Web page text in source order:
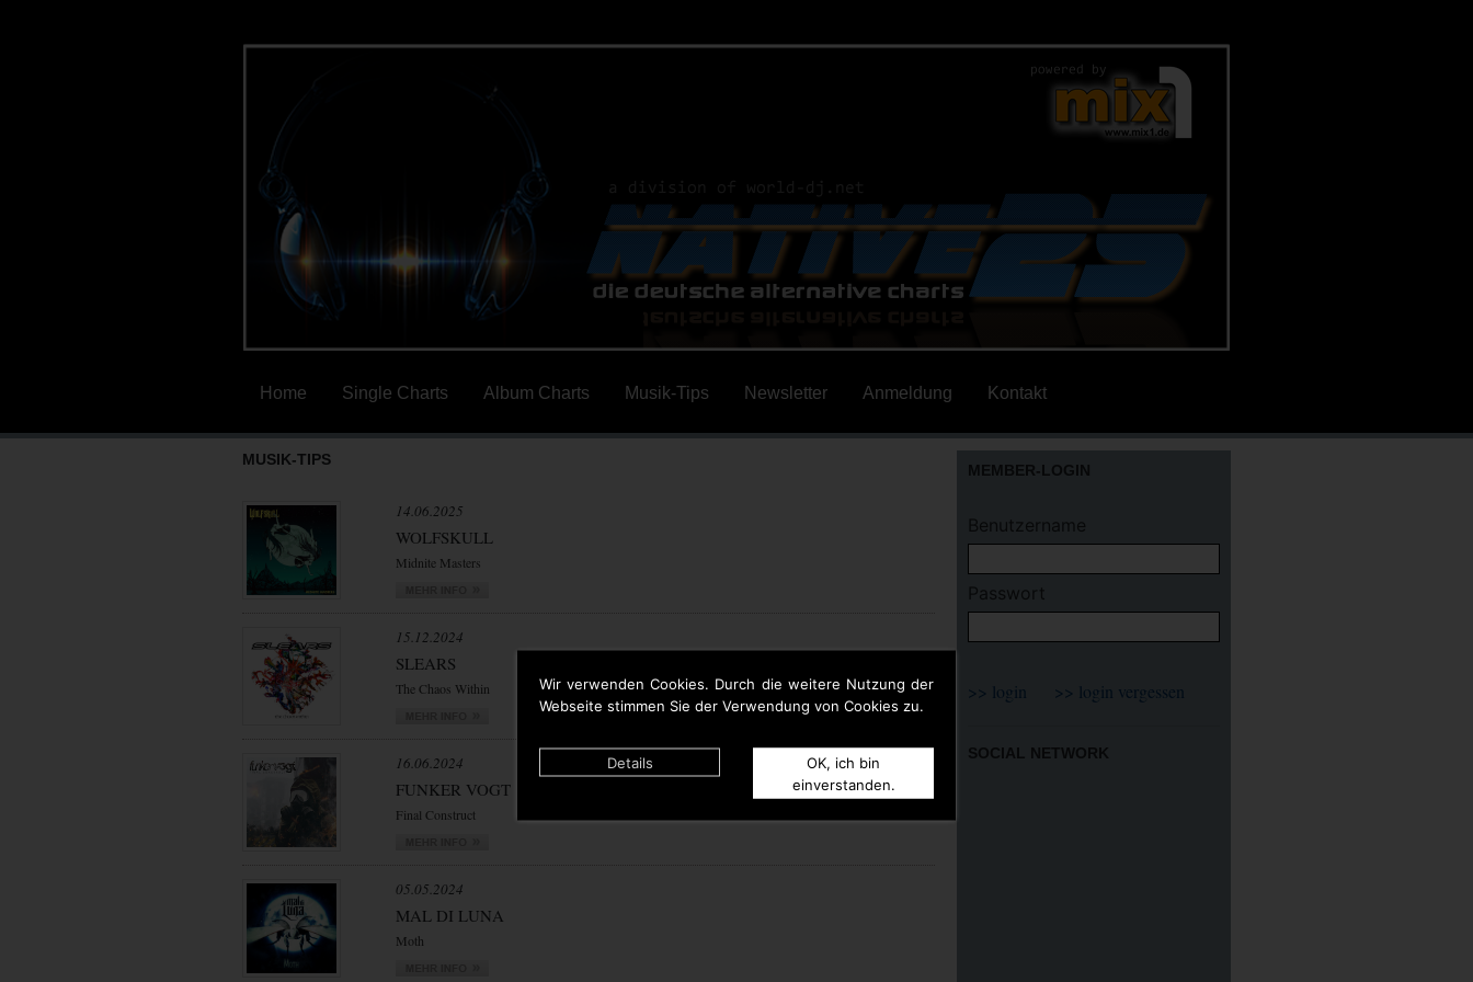
Wir verwenden Cookies. Durch die weitere Nutzung der
Webseite stimmen Sie der Verwendung von Cookies zu.
Details
OK, ich bin
einverstanden.
Home Single Charts Album Charts Musik-Tips Newsletter Anmeldung Kontakt
MUSIK-TIPS
14.06.2025
WOLFSKULL
Midnite Masters
15.12.2024
SLEARS
The Chaos Within
16.06.2024
FUNKER VOGT
Final Construct
05.05.2024
MAL DI LUNA
Moth
MEMBER-LOGIN
Benutzername
Passwort
SOCIAL NETWORK